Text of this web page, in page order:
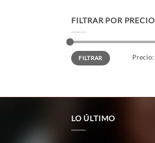
FILTRAR POR PRECIO
Precio
mínimo
Precio
máximo
FILTRAR Precio:
LO ÚLTIMO